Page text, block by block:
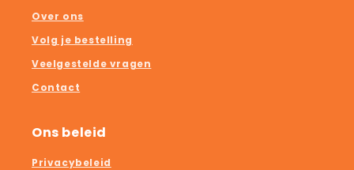
Over ons
Volg je bestelling
Veelgestelde vragen
Contact
Ons beleid
Privacybeleid